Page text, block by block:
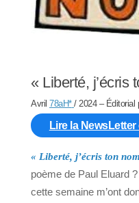
« Liberté, j’écris
Avril 78aH* / 2024 – Éditorial
Lire la
« Liberté, j’écris ton
poème de Paul Eluard
cette semaine m’ont